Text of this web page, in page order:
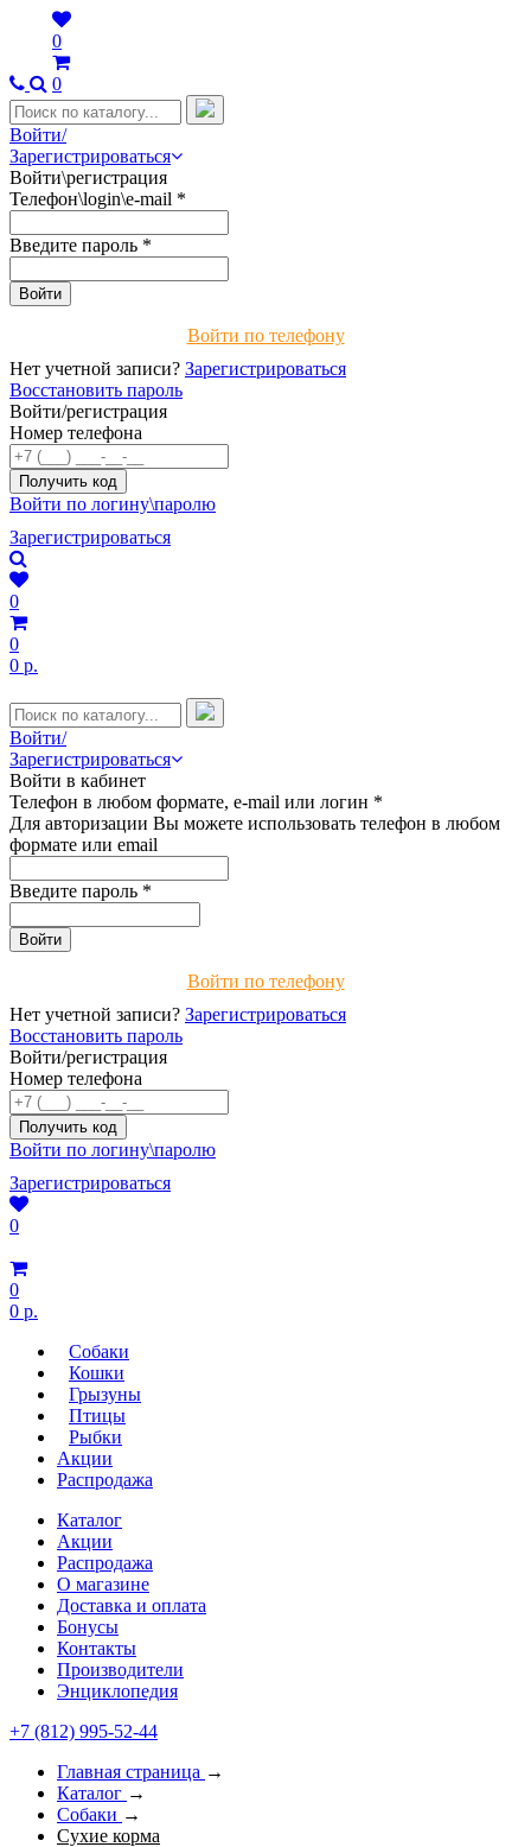
0
0
Войти/
Зарегистрироваться
Войти\регистрация
Телефон\login\e-mail *
Введите пароль *
Войти по телефону
Нет учетной записи? Зарегистрироваться
Восстановить пароль
Войти/регистрация
Номер телефона
Войти по логину\паролю
Зарегистрироваться
0
0
0 р.
Войти/
Зарегистрироваться
Войти в кабинет
Телефон в любом формате, e-mail или логин *
Для авторизации Вы можете использовать телефон в любом
формате или email
Введите пароль *
Войти по телефону
Нет учетной записи? Зарегистрироваться
Восстановить пароль
Войти/регистрация
Номер телефона
Войти по логину\паролю
Зарегистрироваться
0
0
0 р.
Собаки
Кошки
Грызуны
Птицы
Рыбки
Акции
Распродажа
Каталог
Акции
Распродажа
О магазине
Доставка и оплата
Бонусы
Контакты
Производители
Энциклопедия
+7 (812) 995-52-44
Главная страница →
Каталог →
Собаки →
Сухие корма